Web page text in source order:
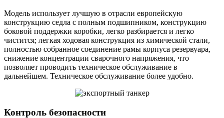
Модель использует лучшую в отрасли европейскую
конструкцию седла с полным подшипником, конструкцию
боковой поддержки коробки, легко разбирается и легко
чистится; легкая ходовая конструкция из химической стали,
полностью собранное соединение рамы корпуса резервуара,
снижение концентрации сварочного напряжения, что
позволяет проводить техническое обслуживание в
дальнейшем. Техническое обслуживание более удобно.
Контроль безопасности